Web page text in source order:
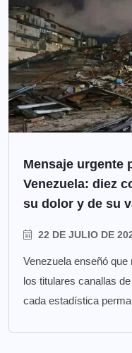
Mensaje urgente
Venezuela: diez
su dolor y de su
22 DE JULIO DE
Venezuela enseñó
los titulares canallas
cada estadística